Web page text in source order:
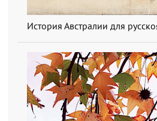
История Австралии для